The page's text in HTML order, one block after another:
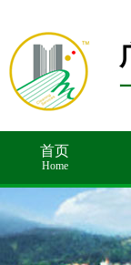
首页
Home